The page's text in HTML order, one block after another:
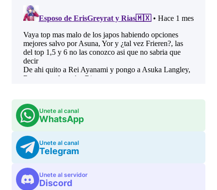
Unete al canal
WhatsApp
Unete al canal
Telegram
Unete al servidor
Discord